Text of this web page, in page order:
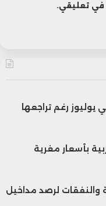
في تعليقي.
المغربية تقفز 15.4% في يوليوز رغم تراجعها
بأسعار مغرية
والنفقات لرصد مداخيل